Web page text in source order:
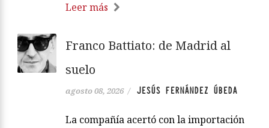
Leer más
Franco Battiato: de Madrid al
suelo
agosto 08, 2026 / JESÚS FERNÁNDEZ ÚBEDA
La compañía acertó con la importación